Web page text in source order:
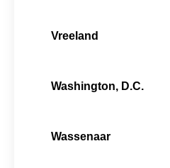
Vreeland
Washington, D.C.
Wassenaar